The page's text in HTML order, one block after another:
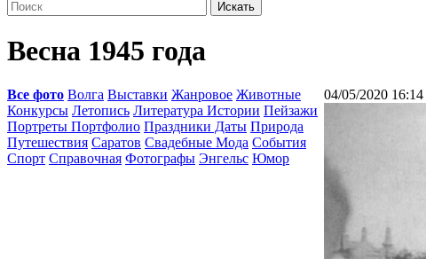
Весна 1945 года
Все фото Волга Выставки Жанровое Животные
Конкурсы Летопись Литература Истории Пейзажи
Портреты Портфолио Праздники Даты Природа
Путешествия Саратов Свадебные Мода События
Спорт Справочная Фотографы Энгельс Юмор
04/05/2020 16:14